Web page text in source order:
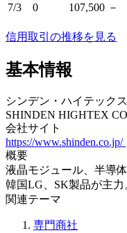
7/3
0 107,500 －
信用取引の推移を見る
基本情報
シンデン・ハイテックス
SHINDEN HIGHTEX
会社サイト
https://www.shinden.co.jp/
概要
液晶モジュール、半導
韓国LG、SK製品が主力
関連テーマ
専門商社